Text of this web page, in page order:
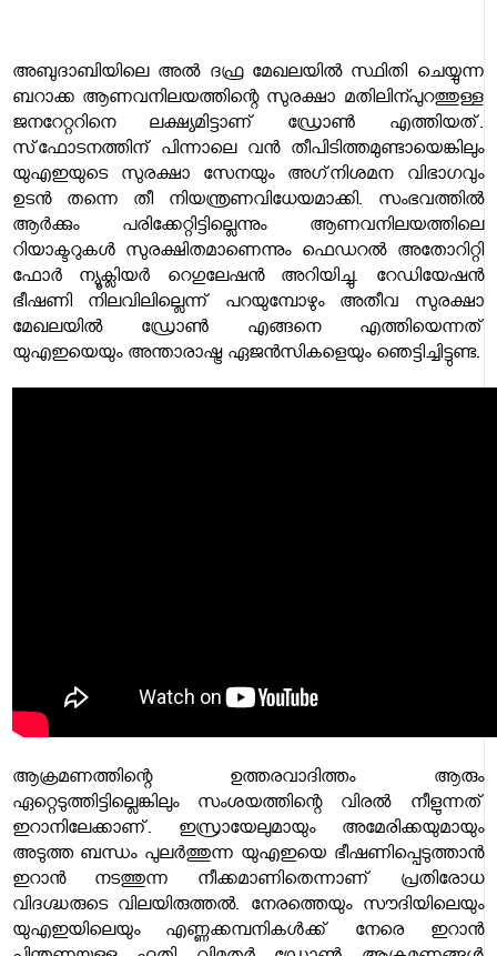
അബുദാബിയിലെ അല്‍ ദഫ്ര മേഖലയില്‍ സ്ഥിതി ചെയ്യുന്ന
ബറാക്ക ആണവനിലയത്തിന്റെ സുരക്ഷാ മതിലിന്പുറത്തുള്ള
ജനറേറ്ററിനെ ലക്ഷ്യമിട്ടാണ് ഡ്രോണ്‍ എത്തിയത്.
സ്‌ഫോടനത്തിന് പിന്നാലെ വന്‍ തീപിടിത്തമുണ്ടായെങ്കിലും
യുഎഇയുടെ സുരക്ഷാ സേനയും അഗ്‌നിശമന വിഭാഗവും
ഉടന്‍ തന്നെ തീ നിയന്ത്രണവിധേയമാക്കി. സംഭവത്തില്‍
ആര്‍ക്കും പരിക്കേറ്റിട്ടില്ലെന്നും ആണവനിലയത്തിലെ
റിയാക്ടറുകള്‍ സുരക്ഷിതമാണെന്നും ഫെഡറല്‍ അതോറിറ്റി
ഫോര്‍ ന്യൂക്ലിയര്‍ റെഗുലേഷന്‍ അറിയിച്ചു. റേഡിയേഷന്‍
ഭീഷണി നിലവിലില്ലെന്ന് പറയുമ്പോഴും അതീവ സുരക്ഷാ
മേഖലയില്‍ ഡ്രോണ്‍ എങ്ങനെ എത്തിയെന്നത്
യുഎഇയെയും അന്താരാഷ്ട്ര ഏജന്‍സികളെയും ഞെട്ടിച്ചിട്ടുണ്ട.
ആക്രമണത്തിന്റെ ഉത്തരവാദിത്തം ആരും
ഏറ്റെടുത്തിട്ടില്ലെങ്കിലും സംശയത്തിന്റെ വിരല്‍ നീളുന്നത്
ഇറാനിലേക്കാണ്. ഇസ്രായേലുമായും അമേരിക്കയുമായും
അടുത്ത ബന്ധം പുലര്‍ത്തുന്ന യുഎഇയെ ഭീഷണിപ്പെടുത്താന്‍
ഇറാന്‍ നടത്തുന്ന നീക്കമാണിതെന്നാണ് പ്രതിരോധ
വിദഗ്ദ്ധരുടെ വിലയിരുത്തല്‍. നേരത്തെയും സൗദിയിലെയും
യുഎഇയിലെയും എണ്ണക്കമ്പനികള്‍ക്ക് നേരെ ഇറാന്‍